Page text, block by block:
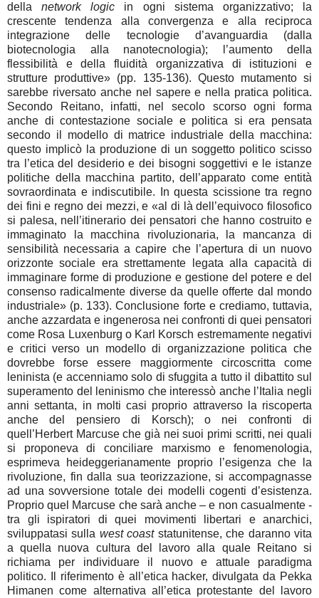
dellanetwork logic in ogni sistema organizzativo; la
crescente tendenza alla convergenza e alla reciproca
integrazione delle tecnologie d’avanguardia (dalla
biotecnologia alla nanotecnologia); l’aumento della
flessibilità e della fluidità organizzativa di istituzioni e
strutture produttive» (pp. 135-136). Questo mutamento si
sarebbe riversato anche nel sapere e nella pratica politica.
Secondo Reitano, infatti, nel secolo scorso ogni forma
anche di contestazione sociale e politica si era pensata
secondo il modello di matrice industriale della macchina:
questo implicò la produzione di un soggetto politico scisso
tra l’etica del desiderio e dei bisogni soggettivi e le istanze
politiche della macchina partito, dell’apparato come entità
sovraordinata e indiscutibile. In questa scissione tra regno
dei fini e regno dei mezzi, e «al di là dell’equivoco filosofico
si palesa, nell’itinerario dei pensatori che hanno costruito e
immaginato la macchina rivoluzionaria, la mancanza di
sensibilità necessaria a capire che l’apertura di un nuovo
orizzonte sociale era strettamente legata alla capacità di
immaginare forme di produzione e gestione del potere e del
consenso radicalmente diverse da quelle offerte dal mondo
industriale» (p. 133). Conclusione forte e crediamo, tuttavia,
anche azzardata e ingenerosa nei confronti di quei pensatori
come Rosa Luxenburg o Karl Korsch estremamente negativi
e critici verso un modello di organizzazione politica che
dovrebbe forse essere maggiormente circoscritta come
leninista (e accenniamo solo di sfuggita a tutto il dibattito sul
superamento del leninismo che interessò anche l’Italia negli
anni settanta, in molti casi proprio attraverso la riscoperta
anche del pensiero di Korsch); o nei confronti di
quell’Herbert Marcuse che già nei suoi primi scritti, nei quali
si proponeva di conciliare marxismo e fenomenologia,
esprimeva heideggerianamente proprio l’esigenza che la
rivoluzione, fin dalla sua teorizzazione, si accompagnasse
ad una sovversione totale dei modelli cogenti d’esistenza.
Proprio quel Marcuse che sarà anche – e non casualmente -
tra gli ispiratori di quei movimenti libertari e anarchici,
sviluppatasi sulla west coaststatunitense, che daranno vita
a quella nuova cultura del lavoro alla quale Reitano si
richiama per individuare il nuovo e attuale paradigma
politico. Il riferimento è all’etica hacker, divulgata da Pekka
Himanen come alternativa all’etica protestante del lavoro